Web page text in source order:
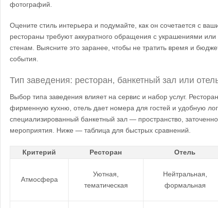
фотографий.
Оцените стиль интерьера и подумайте, как он сочетается с
рестораны требуют аккуратного обращения с украшениями
стенам. Выясните это заранее, чтобы не тратить время и
события.
Тип заведения: ресторан, банкетный зал или
Выбор типа заведения влияет на сервис и набор услуг.
фирменную кухню, отель дает номера для гостей и удобную
специализированный банкетный зал — пространство,
мероприятия. Ниже — таблица для быстрых сравнений.
Критерий Ресторан Отель
Атмосфера
Уютная,
тематическая
Нейтральная,
формальная